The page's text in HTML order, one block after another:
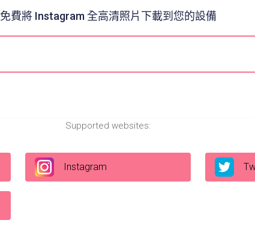
免費將 Instagram 全高清照片下載到您的設備
Supported websites:
Instagram